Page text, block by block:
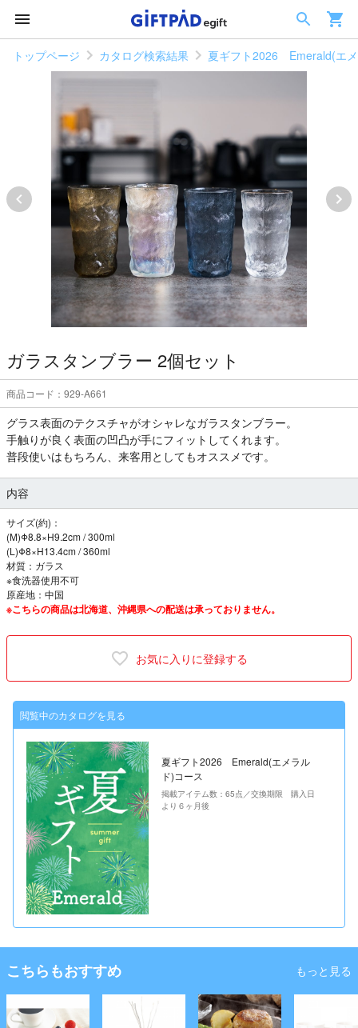
トップページ カタログ検索結果 夏ギフト2026 Emerald(エ
ガラスタンブラー 2個セット
商品コード：929-A661
グラス表面のテクスチャがオシャレなガラスタンブラー。
手触りが良く表面の凹凸が手にフィットしてくれます。
普段使いはもちろん、来客用としてもオススメです。
内容
サイズ(約)：
(M)Φ8.8×H9.2cm / 300ml
(L)Φ8×H13.4cm / 360ml
材質：ガラス
※食洗器使用不可
原産地：中国
※こちらの商品は北海道、沖縄県への配送は承っておりません。
お気に入りに登録する
閲覧中のカタログを見る
夏ギフト2026 Emerald(エメラル
ド)コース
掲載アイテム数：65点／交換期限 購入日
より６ヶ月後
こちらもおすすめ もっと見る